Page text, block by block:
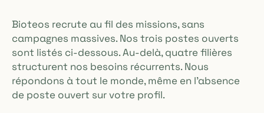
Bioteos recrute au fil des missions, sans
campagnes massives. Nos trois postes ouverts
sont listés ci-dessous. Au-delà, quatre filières
structurent nos besoins récurrents. Nous
répondons à tout le monde, même en l'absence
de poste ouvert sur votre profil.